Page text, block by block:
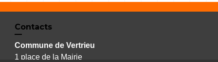
Contacts
Commune de Vertrieu
1 place de la Mairie